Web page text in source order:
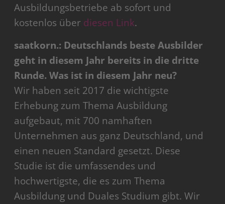
Ausbildungsbetriebe ab sofort und
kostenlos über diesen Link.
saatkorn.: Deutschlands beste Ausbilder
geht in diesem Jahr bereits in die dritte
Runde. Was ist in diesem Jahr neu?
Wir haben seit 2017 die wichtigste
Erhebung zum Thema Ausbildung
aufgebaut, mit 700 namhaften
Unternehmen aus ganz Deutschland, und
einen neuen Standard gesetzt. Diese
Studie ist die umfassendes und
hochwertigste, die es zum Thema
Ausbildung und Duales Studium gibt. Wir